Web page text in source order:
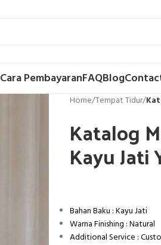
Cara PembayaranFAQBlog
Home/Tempat Tidur/
Katalog
Kayu Jati
Bahan Baku : Kayu Jati
Warna Finishing : Natural
Additional Service :